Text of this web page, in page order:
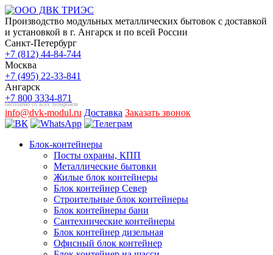
Производство модульных металлических бытовок с доставкой
и установкой в г. Ангарск и по всей России
Санкт-Петербург
+7 (812) 44-84-744
Москва
+7 (495) 22-33-841
Ангарск
+7 800 3334-871
бесплатно со всех телефонов
info@dvk-modul.ru Доставка Заказать звонок
Блок-контейнеры
Посты охраны, КПП
Металлические бытовки
Жилые блок контейнеры
Блок контейнер Север
Строительные блок контейнеры
Блок контейнеры бани
Сантехнические контейнеры
Блок контейнер дизельная
Офисный блок контейнер